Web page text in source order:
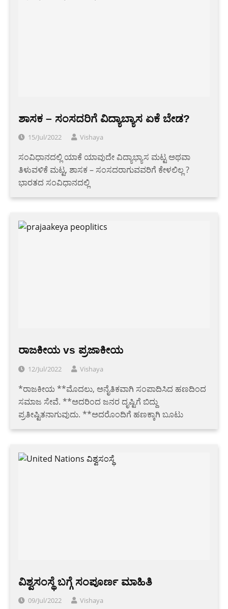
ಶಾಸಕ – ಸಂಸದರಿಗೆ ವಿದ್ಯಾಬ್ಯಾಸ ಏಕೆ ಬೇಡ?
15/Jul/2022 Vishaya
ಸಂವಿಧಾನದಲ್ಲಿ ಯಾಕೆ ಯಾವುದೇ ವಿದ್ಯಾಭ್ಯಾಸ ಮಟ್ಟ ಅಥವಾ
ತಿಳುವಳಿಕೆ ಮಟ್ಟ, ಶಾಸಕ – ಸಂಸದರಾಗುವವರಿಗೆ ಕೇಳಲಿಲ್ಲ ?
ಭಾರತದ ಸಂವಿಧಾನದಲ್ಲಿ
ರಾಜಕೀಯ vs ಪ್ರಜಾಕೀಯ
12/Jul/2022 Vishaya
*ರಾಜಕೀಯ **ಮೊದಲು, ಅನೈತಿಕವಾಗಿ ಸಂಪಾದಿಸಿದ ಹಣದಿಂದ
ಸಮಾಜ ಸೇವೆ. **ಅದರಿಂದ ಜನರ ದೃಷ್ಟಿಗೆ ಬಿದ್ದು
ಪ್ರತೀಷ್ಟಿತನಾಗುವುದು. **ಅದರೊಂದಿಗೆ ಹಣಕ್ಕಾಗಿ ಬೂಟು
ವಿಶ್ವಸಂಸ್ಥೆ ಬಗ್ಗೆ ಸಂಪೂರ್ಣ ಮಾಹಿತಿ
09/Jul/2022 Vishaya